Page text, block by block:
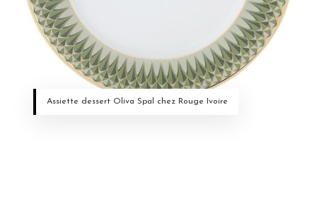
Assiette dessert Oliva Spal chez Rouge Ivoire